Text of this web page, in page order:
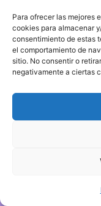
Para ofrecer las mejores
cookies para almacenar
consentimiento de estas
el comportamiento de
sitio. No consentir o
negativamente a ciertas